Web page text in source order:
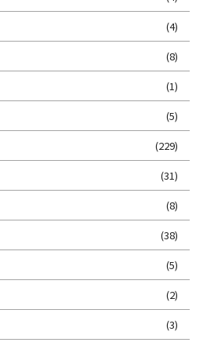
(4)
(8)
(1)
(5)
(229)
(31)
(8)
(38)
(5)
(2)
(3)